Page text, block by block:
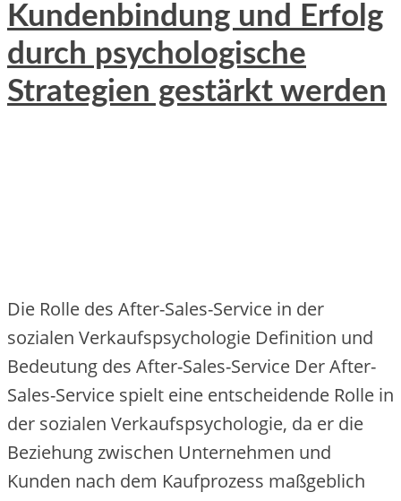
Kundenbindung und Erfolg
durch psychologische
Strategien gestärkt werden
Die Rolle des After-Sales-Service in der
sozialen Verkaufspsychologie Definition und
Bedeutung des After-Sales-Service Der After-
Sales-Service spielt eine entscheidende Rolle in
der sozialen Verkaufspsychologie, da er die
Beziehung zwischen Unternehmen und
Kunden nach dem Kaufprozess maßgeblich